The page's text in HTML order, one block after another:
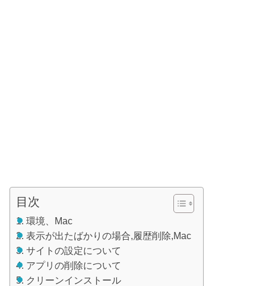
目次
環境、Mac
表示が出たばかりの場合,履歴削除,Mac
サイトの設定について
アプリの削除について
クリーンインストール